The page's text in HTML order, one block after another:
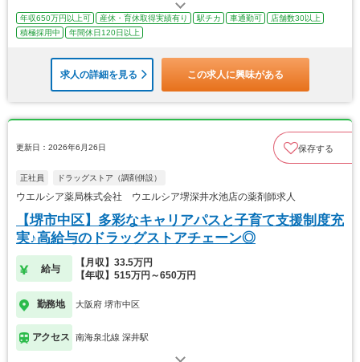
年収650万円以上可 産休・育休取得実績有り 駅チカ 車通勤可
店舗数30以上
積極採用中
年間休日120日以上
求人の詳細を見る この求人に興味がある
更新日：2026年6月26日 保存する
正社員 ドラッグストア（調剤併設）
ウエルシア薬局株式会社 ウエルシア堺深井水池店の薬剤師求人
【堺市中区】多彩なキャリアパスと子育て支援制度充
実♪高給与のドラッグストアチェーン◎
給与
【月収】33.5万円
【年収】515万円～650万円
勤務地 大阪府 堺市中区
アクセス 南海泉北線 深井駅